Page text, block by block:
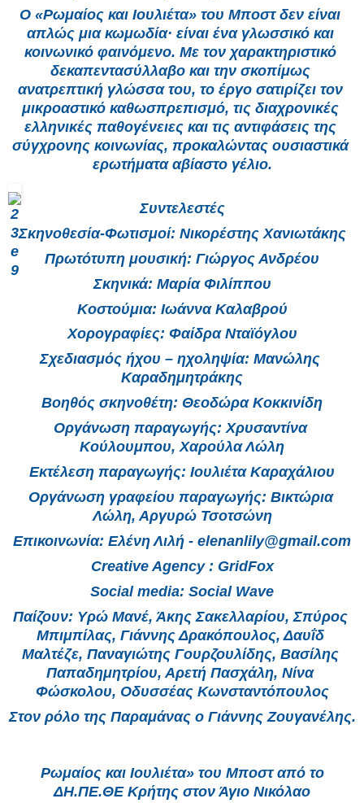
Ο «Ρωμαίος και Ιουλιέτα» του Μποστ δεν είναι
απλώς μια κωμωδία· είναι ένα γλωσσικό και
κοινωνικό φαινόμενο. Με τον χαρακτηριστικό
δεκαπεντασύλλαβο και την σκοπίμως
ανατρεπτική γλώσσα του, το έργο σατιρίζει τον
μικροαστικό καθωσπρεπισμό, τις διαχρονικές
ελληνικές παθογένειες και τις αντιφάσεις της
σύγχρονης κοινωνίας, προκαλώντας ουσιαστικά
ερωτήματα αβίαστο γέλιο.
Συντελεστές
Σκηνοθεσία-Φωτισμοί: Νικορέστης Χανιωτάκης
Πρωτότυπη μουσική: Γιώργος Ανδρέου
Σκηνικά: Μαρία Φιλίππου
Κοστούμια: Ιωάννα Καλαβρού
Χορογραφίες: Φαίδρα Νταϊόγλου
Σχεδιασμός ήχου – ηχοληψία: Μανώλης
Καραδημητράκης
Βοηθός σκηνοθέτη: Θεοδώρα Κοκκινίδη
Οργάνωση παραγωγής: Χρυσαντίνα
Κούλουμπου, Χαρούλα Λώλη
Εκτέλεση παραγωγής: Ιουλιέτα Καραχάλιου
Οργάνωση γραφείου παραγωγής: Βικτώρια
Λώλη, Αργυρώ Τσοτσώνη
Επικοινωνία: Ελένη Λιλή - elenanlily@gmail.com
Creative Agency : GridFox
Social media: Social Wave
Παίζουν: Υρώ Μανέ, Άκης Σακελλαρίου, Σπύρος
Μπιμπίλας, Γιάννης Δρακόπουλος, Δαυΐδ
Μαλτέζε, Παναγιώτης Γουρζουλίδης, Βασίλης
Παπαδημητρίου, Αρετή Πασχάλη, Νίνα
Φώσκολου, Οδυσσέας Κωνσταντόπουλος
Στον ρόλο της Παραμάνας ο Γιάννης Ζουγανέλης.
Ρωμαίος και Ιουλιέτα» του Μποστ από το
ΔΗ.ΠΕ.ΘΕ Κρήτης στον Άγιο Νικόλαο